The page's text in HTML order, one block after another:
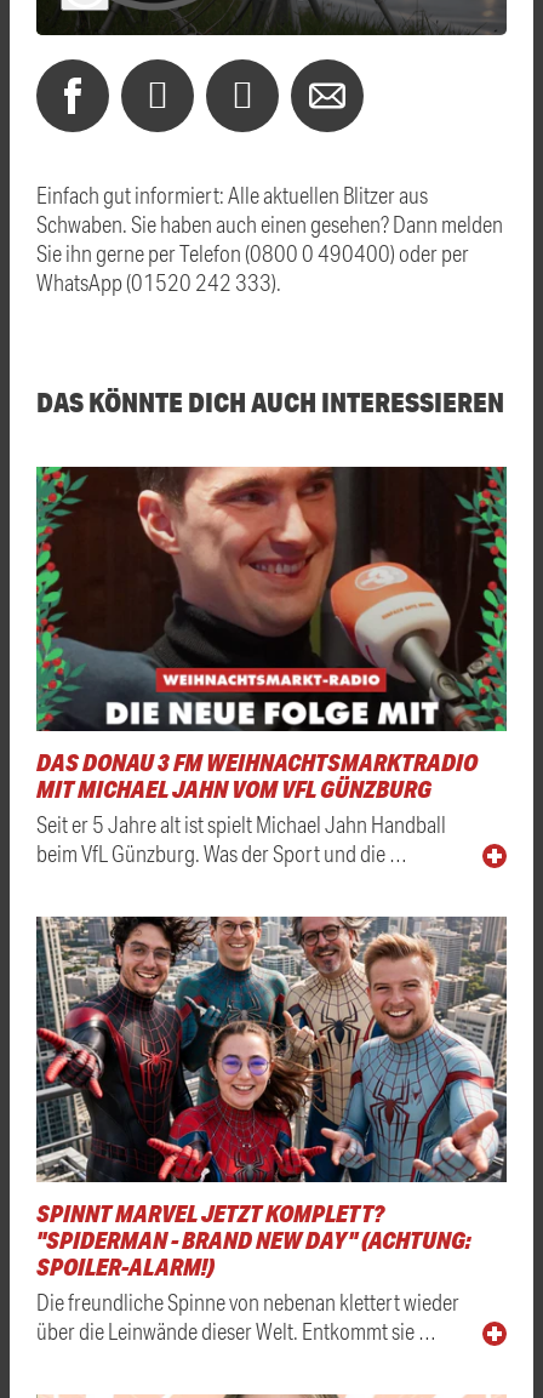
Einfach gut informiert: Alle aktuellen Blitzer aus
Schwaben. Sie haben auch einen gesehen? Dann melden
Sie ihn gerne per Telefon (0800 0 490400) oder per
WhatsApp (01520 242 333).
DAS KÖNNTE DICH AUCH INTERESSIEREN
DAS DONAU 3 FM WEIHNACHTSMARKTRADIO
MIT MICHAEL JAHN VOM VFL GÜNZBURG
Seit er 5 Jahre alt ist spielt Michael Jahn Handball
beim VfL Günzburg. Was der Sport und die …
SPINNT MARVEL JETZT KOMPLETT?
"SPIDERMAN - BRAND NEW DAY" (ACHTUNG:
SPOILER-ALARM!)
Die freundliche Spinne von nebenan klettert wieder
über die Leinwände dieser Welt. Entkommt sie …